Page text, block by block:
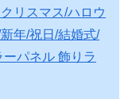
リスマス/ハロウ
年/祝日/結婚式/
パネル 飾りラ